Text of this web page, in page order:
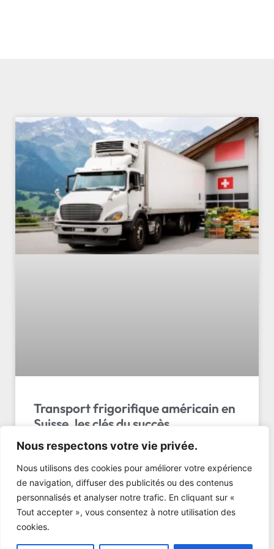
Nous respectons votre vie privée.
Nous utilisons des cookies pour améliorer votre expérience
de navigation, diffuser des publicités ou des contenus
personnalisés et analyser notre trafic. En cliquant sur «
Tout accepter », vous consentez à notre utilisation des
cookies.
Transport frigorifique américain en
Suisse, les clés du succès
Transport frigo américain suisse : 5 règles clés pour
le déplacer sans risque. Préparation, manutention,
délais de rebranchement. Obtenez un devis gratuit…
LIRE L'ARTICLE »